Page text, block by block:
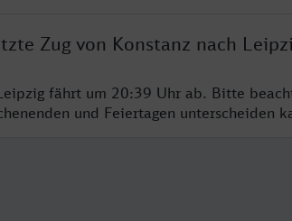
Zug von Konstanz nach
fährt um 20:39 Uhr ab. Bitte
und Feiertagen unterscheiden